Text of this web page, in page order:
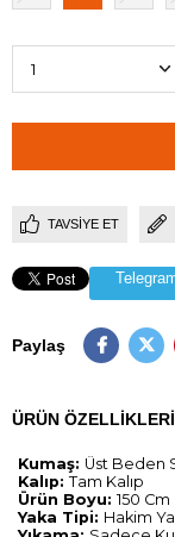
TAVSIYE ET
Paylaş
ÜRÜN ÖZELLIKLERI
Kumaş: Üst Beden
Kalıp: Tam Kalıp
Ürün Boyu: 150 Cm
Yaka Tipi: Hakim